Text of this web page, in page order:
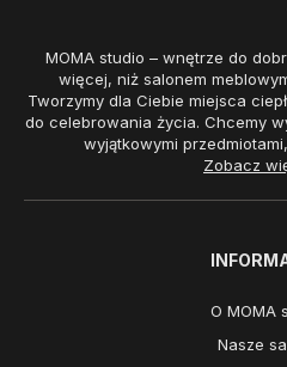
MOMA studio – wnętrze do
więcej, niż salonem
Tworzymy dla Ciebie miejsca
do celebrowania życia. Chcemy
wyjątkowymi
Zobacz
O MOMA
Nasze